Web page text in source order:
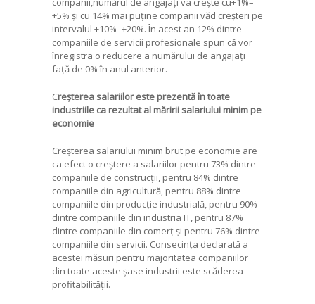
+5% și cu 14% mai puține companii văd creșteri pe
intervalul +10%–+20%. În acest an 12% dintre
companiile de servicii profesionale spun că vor
înregistra o reducere a numărului de angajați
față de 0% în anul anterior.
Creșterea salariilor este prezentă în toate
industriile ca rezultat al măririi salariului minim pe
economie
Creșterea salariului minim brut pe economie are
ca efect o creștere a salariilor pentru 73% dintre
companiile de construcții, pentru 84% dintre
companiile din agricultură, pentru 88% dintre
companiile din producție industrială, pentru 90%
dintre companiile din industria IT, pentru 87%
dintre companiile din comerț și pentru 76% dintre
companiile din servicii. Consecința declarată a
acestei măsuri pentru majoritatea companiilor
din toate aceste șase industrii este scăderea
profitabilității.